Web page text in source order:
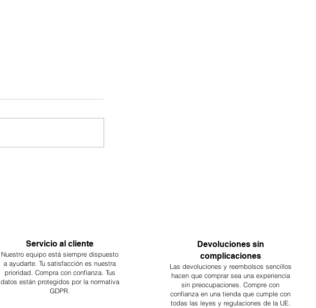
Servicio al cliente
Nuestro equipo está siempre dispuesto
a ayudarte. Tu satisfacción es nuestra
prioridad. Compra con confianza. Tus
datos están protegidos por la normativa
GDPR.
Devoluciones sin
complicaciones
Las devoluciones y reembolsos sencillos
hacen que comprar sea una experiencia
sin preocupaciones. Compre con
confianza en una tienda que cumple con
todas las leyes y regulaciones de la UE.